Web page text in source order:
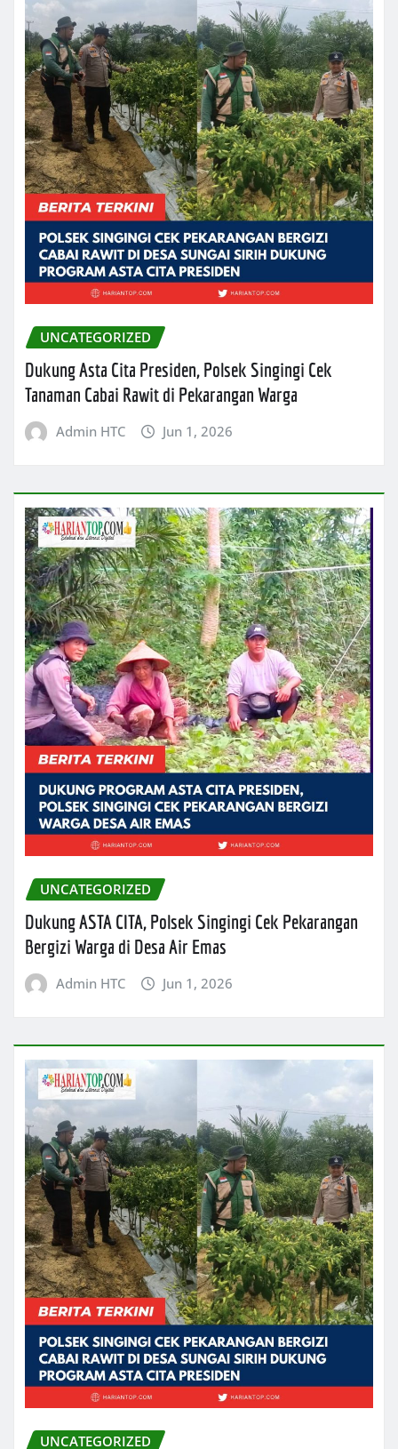
UNCATEGORIZED
Dukung Asta Cita Presiden, Polsek Singingi Cek
Tanaman Cabai Rawit di Pekarangan Warga
Admin HTC Jun 1, 2026
UNCATEGORIZED
Dukung ASTA CITA, Polsek Singingi Cek Pekarangan
Bergizi Warga di Desa Air Emas
Admin HTC Jun 1, 2026
UNCATEGORIZED